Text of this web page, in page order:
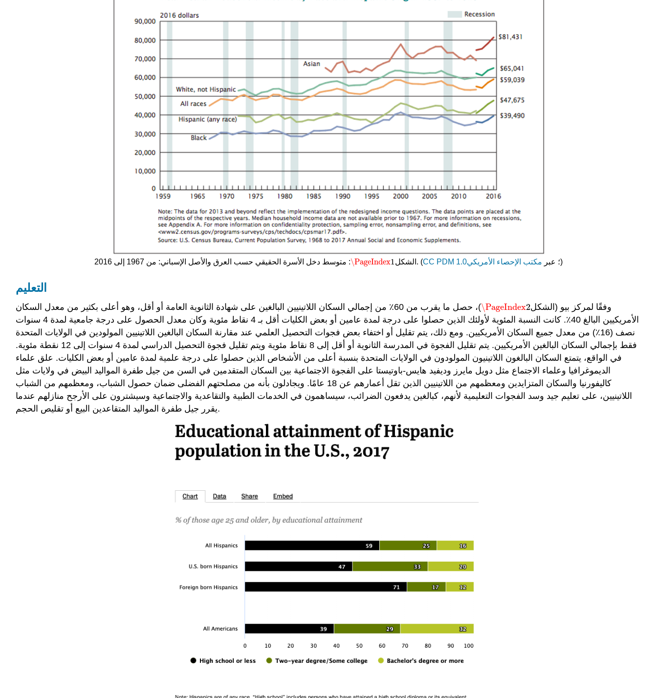
الشكل \PageIndex1
\PageIndex1 : متوسط دخل الأسرة الحقيقي حسب العرق والأصل الإسباني: من 1967 إلى 2016. (CC PDM 1.0 ؛ عبر مكتب الإحصاء الأمريكي )
التعليم
وفقًا لمركز بيو (الشكل \PageIndex2
\PageIndex2
)، حصل ما يقرب من 60٪ من إجمالي السكان اللاتينيين البالغين على شهادة الثانوية العامة أو أقل، وهو أعلى بكثير من معدل السكان
الأمريكيين البالغ 40٪. كانت النسبة المئوية لأولئك الذين حصلوا على درجة لمدة عامين أو بعض الكليات أقل بـ 4 نقاط مئوية وكان معدل الحصول على درجة جامعية لمدة 4 سنوات
نصف (16٪) من معدل جميع السكان الأمريكيين. ومع ذلك، يتم تقليل أو اختفاء بعض فجوات التحصيل العلمي عند مقارنة السكان البالغين اللاتينيين المولودين في الولايات المتحدة
فقط بإجمالي السكان البالغين الأمريكيين. يتم تقليل الفجوة في المدرسة الثانوية أو أقل إلى 8 نقاط مئوية ويتم تقليل فجوة التحصيل الدراسي لمدة 4 سنوات إلى 12 نقطة مئوية.
في الواقع، يتمتع السكان البالغون اللاتينيون المولودون في الولايات المتحدة بنسبة أعلى من الأشخاص الذين حصلوا على درجة علمية لمدة عامين أو بعض الكليات. علق علماء
الديموغرافيا وعلماء الاجتماع مثل دويل مايرز وديفيد هايس-باوتيستا على الفجوة الاجتماعية بين السكان المتقدمين في السن من جيل طفرة المواليد البيض في ولايات مثل
كاليفورنيا والسكان المتزايدين ومعظمهم من اللاتينيين الذين تقل أعمارهم عن 18 عامًا. ويجادلون بأنه من مصلحتهم الفضلى ضمان حصول الشباب، ومعظمهم من الشباب
اللاتينيين، على تعليم جيد وسد الفجوات التعليمية لأنهم، كبالغين يدفعون الضرائب، سيساهمون في الخدمات الطبية والتقاعدية والاجتماعية وسيشترون على الأرجح منازلهم عندما
يقرر جيل طفرة المواليد المتقاعدين البيع أو تقليص الحجم.